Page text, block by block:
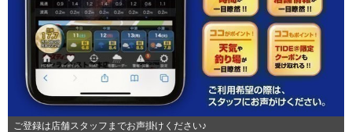
ご登録は店舗スタッフまでお声掛けください♪